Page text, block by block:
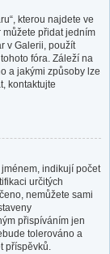
kterou najdete ve
můžete přidat jedním
v Galerii, použít
fóra. Záleží na
a jakými způsoby lze
kontaktujte
indikují počet
určitých
nemůžete sami
přispíváním jen
tolerováno a
příspěvků.